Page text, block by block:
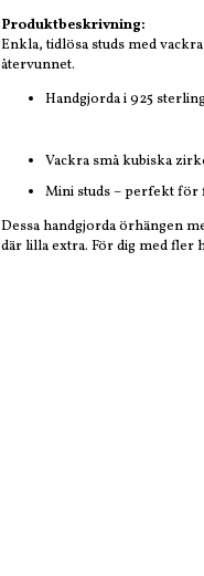
Produktbeskrivning:
Enkla, tidlösa studs med
återvunnet.
Handgjorda i 925
Vackra små kubiska
Mini studs – perfekt för
Dessa handgjorda örhängen
där lilla extra. För dig med